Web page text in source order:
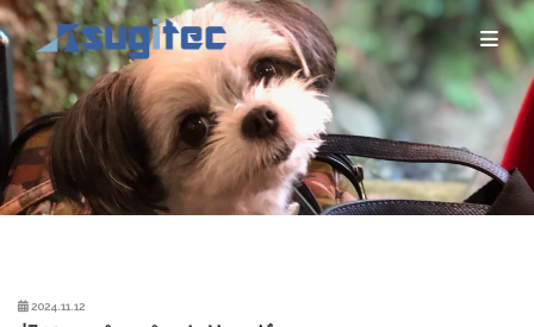
2024.11.12